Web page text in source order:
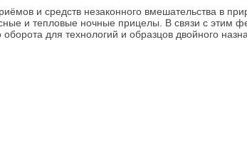
и средств незаконного вмешательства в
и тепловые ночные прицелы. В связи с этим
для технологий и образцов двойного